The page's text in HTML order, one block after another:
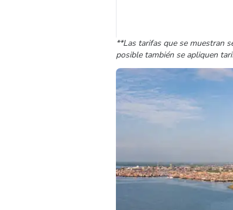
**Las tarifas que se muestran
posible también se apliquen